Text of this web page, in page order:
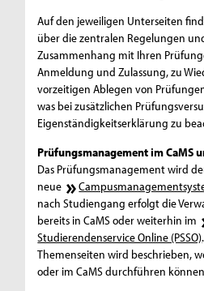
Auf den jeweiligen Unterseiten
über die zentralen Regelungen
Zusammenhang mit Ihren
Anmeldung und Zulassung, zu
vorzeitigen Ablegen von
was bei zusätzlichen
Eigenständigkeitserklärung zu
Prüfungsmanagement im CaMS
Das Prüfungsmanagement wird
neue
nach Studiengang erfolgt die
bereits in CaMS oder weiterhin im
Studierendenservice Online (PSSO)
Themenseiten wird beschrieben,
oder im CaMS durchführen